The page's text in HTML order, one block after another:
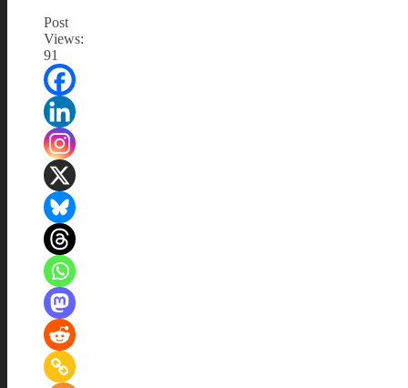
Post
Views:
91